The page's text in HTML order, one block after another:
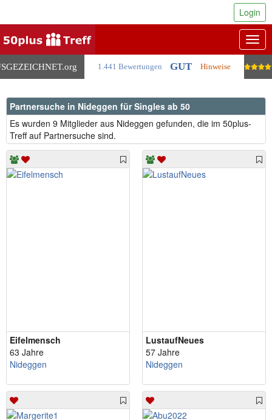
.org 1.441 Bewertungen GUT Hinweise
Login
Partnersuche in Nideggen für Singles ab 50
Es wurden 9 Mitglieder aus Nideggen gefunden, die im 50plus-
Treff auf Partnersuche sind.
Eifelmensch
63 Jahre
Nideggen
LustaufNeues
57 Jahre
Nideggen